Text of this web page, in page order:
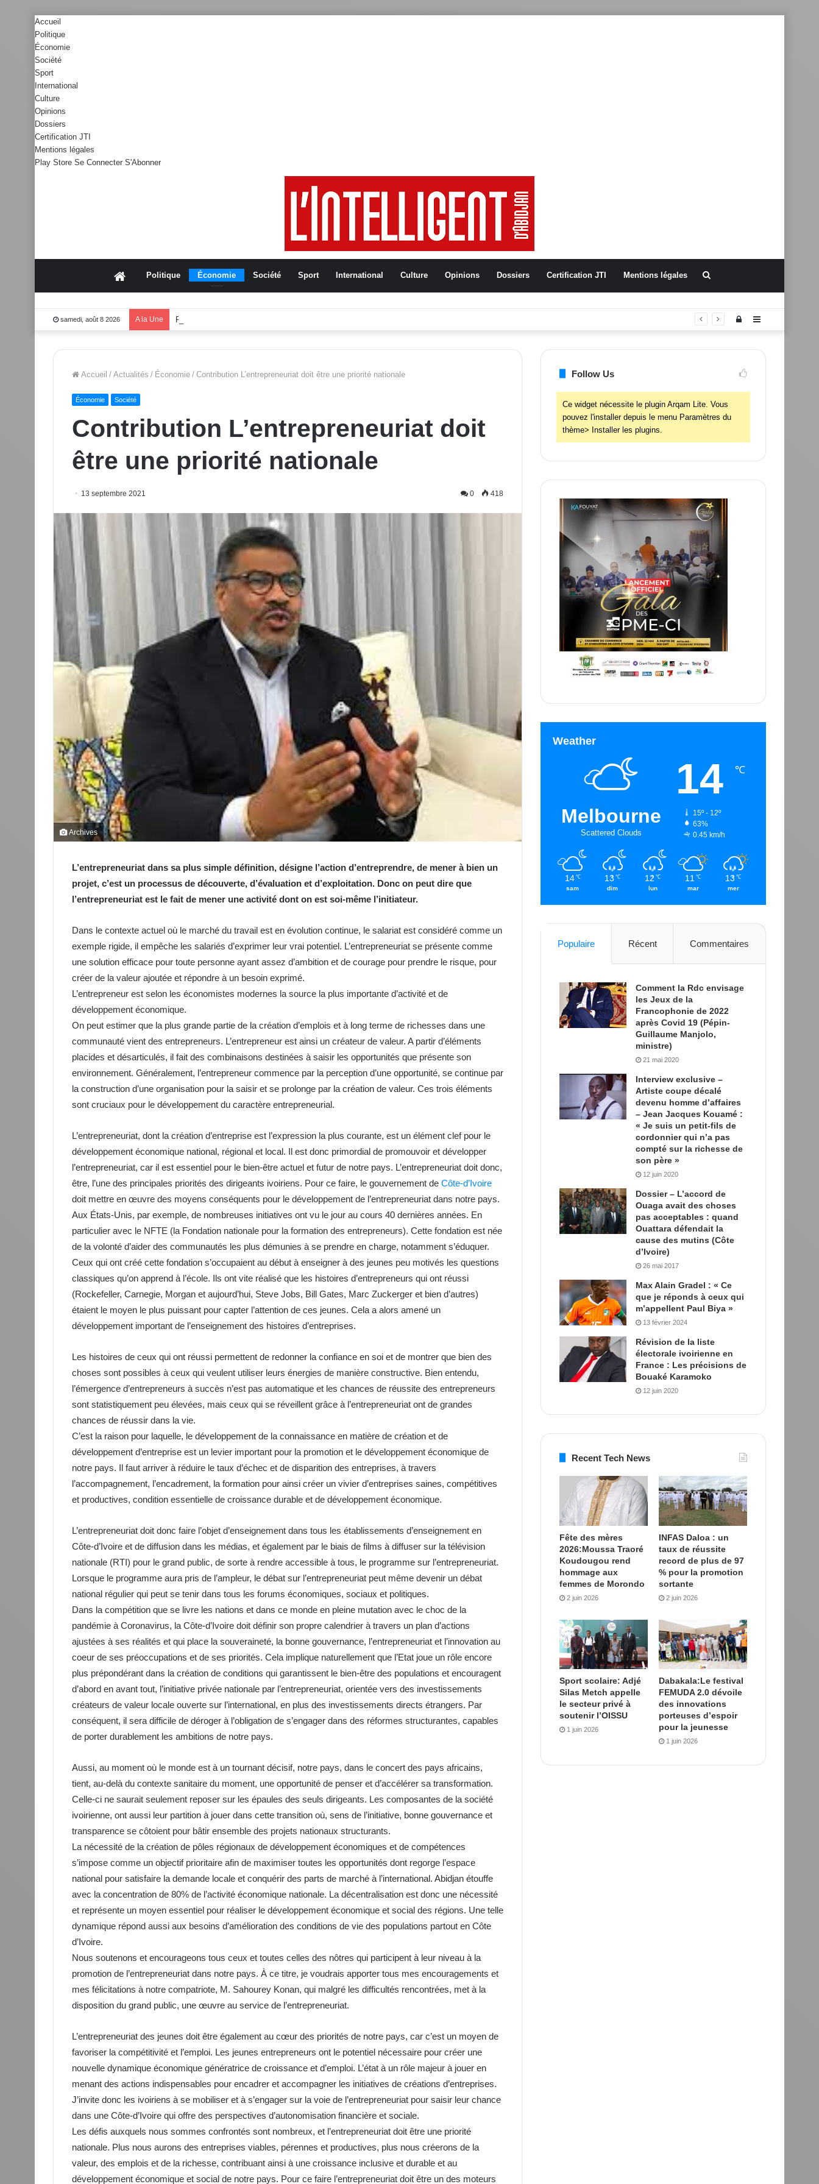
Accueil
Politique
Économie
Société
Sport
International
Culture
Opinions
Dossiers
Certification JTI
Mentions légales
Play Store Se Connecter S'Abonner
AccueilPolitique Économie Société Sport International Culture Opinions Dossiers Certification JTI Mentions légales
samedi, août 8 2026 A la Une Fête des mères 2026:Moussa Traoré Koudougou rend hommage aux femmes de Morondo Sidebar
Connexion
Accueil / Actualités / Économie / Contribution L’entrepreneuriat doit être une priorité nationale
Économie Société
Contribution L’entrepreneuriat doit
être une priorité nationale
13 septembre 2021 0 418
Archives
L’entrepreneuriat dans sa plus simple définition, désigne l’action d’entreprendre, de mener à bien un
projet, c’est un processus de découverte, d’évaluation et d’exploitation. Donc on peut dire que
l’entrepreneuriat est le fait de mener une activité dont on est soi-même l’initiateur.
Dans le contexte actuel où le marché du travail est en évolution continue, le salariat est considéré comme un
exemple rigide, il empêche les salariés d’exprimer leur vrai potentiel. L’entrepreneuriat se présente comme
une solution efficace pour toute personne ayant assez d’ambition et de courage pour prendre le risque, pour
créer de la valeur ajoutée et répondre à un besoin exprimé.
L’entrepreneur est selon les économistes modernes la source la plus importante d’activité et de
développement économique.
On peut estimer que la plus grande partie de la création d’emplois et à long terme de richesses dans une
communauté vient des entrepreneurs. L’entrepreneur est ainsi un créateur de valeur. A partir d’éléments
placides et désarticulés, il fait des combinaisons destinées à saisir les opportunités que présente son
environnement. Généralement, l’entrepreneur commence par la perception d’une opportunité, se continue par
la construction d’une organisation pour la saisir et se prolonge par la création de valeur. Ces trois éléments
sont cruciaux pour le développement du caractère entrepreneurial.
L’entrepreneuriat, dont la création d’entreprise est l’expression la plus courante, est un élément clef pour le
développement économique national, régional et local. Il est donc primordial de promouvoir et développer
l’entrepreneuriat, car il est essentiel pour le bien-être actuel et futur de notre pays. L’entrepreneuriat doit donc,
être, l’une des principales priorités des dirigeants ivoiriens. Pour ce faire, le gouvernement de Côte-d’Ivoire
doit mettre en œuvre des moyens conséquents pour le développement de l’entrepreneuriat dans notre pays.
Aux États-Unis, par exemple, de nombreuses initiatives ont vu le jour au cours 40 dernières années. En
particulier avec le NFTE (la Fondation nationale pour la formation des entrepreneurs). Cette fondation est née
de la volonté d’aider des communautés les plus démunies à se prendre en charge, notamment s’éduquer.
Ceux qui ont créé cette fondation s’occupaient au début à enseigner à des jeunes peu motivés les questions
classiques qu’on apprend à l’école. Ils ont vite réalisé que les histoires d’entrepreneurs qui ont réussi
(Rockefeller, Carnegie, Morgan et aujourd’hui, Steve Jobs, Bill Gates, Marc Zuckerger et bien d’autres)
étaient le moyen le plus puissant pour capter l’attention de ces jeunes. Cela a alors amené un
développement important de l’enseignement des histoires d’entreprises.
Les histoires de ceux qui ont réussi permettent de redonner la confiance en soi et de montrer que bien des
choses sont possibles à ceux qui veulent utiliser leurs énergies de manière constructive. Bien entendu,
l’émergence d’entrepreneurs à succès n’est pas automatique et les chances de réussite des entrepreneurs
sont statistiquement peu élevées, mais ceux qui se réveillent grâce à l’entrepreneuriat ont de grandes
chances de réussir dans la vie.
C’est la raison pour laquelle, le développement de la connaissance en matière de création et de
développement d’entreprise est un levier important pour la promotion et le développement économique de
notre pays. Il faut arriver à réduire le taux d’échec et de disparition des entreprises, à travers
l’accompagnement, l’encadrement, la formation pour ainsi créer un vivier d’entreprises saines, compétitives
et productives, condition essentielle de croissance durable et de développement économique.
L’entrepreneuriat doit donc faire l’objet d’enseignement dans tous les établissements d’enseignement en
Côte-d’Ivoire et de diffusion dans les médias, et également par le biais de films à diffuser sur la télévision
nationale (RTI) pour le grand public, de sorte à rendre accessible à tous, le programme sur l’entrepreneuriat.
Lorsque le programme aura pris de l’ampleur, le débat sur l’entrepreneuriat peut même devenir un débat
national régulier qui peut se tenir dans tous les forums économiques, sociaux et politiques.
Dans la compétition que se livre les nations et dans ce monde en pleine mutation avec le choc de la
pandémie à Coronavirus, la Côte-d’Ivoire doit définir son propre calendrier à travers un plan d’actions
ajustées à ses réalités et qui place la souveraineté, la bonne gouvernance, l’entrepreneuriat et l’innovation au
coeur de ses préoccupations et de ses priorités. Cela implique naturellement que l’Etat joue un rôle encore
plus prépondérant dans la création de conditions qui garantissent le bien-être des populations et encouragent
d’abord en avant tout, l’initiative privée nationale par l’entrepreneuriat, orientée vers des investissements
créateurs de valeur locale ouverte sur l’international, en plus des investissements directs étrangers. Par
conséquent, il sera difficile de déroger à l’obligation de s’engager dans des réformes structurantes, capables
de porter durablement les ambitions de notre pays.
Aussi, au moment où le monde est à un tournant décisif, notre pays, dans le concert des pays africains,
tient, au-delà du contexte sanitaire du moment, une opportunité de penser et d’accélérer sa transformation.
Celle-ci ne saurait seulement reposer sur les épaules des seuls dirigeants. Les composantes de la société
ivoirienne, ont aussi leur partition à jouer dans cette transition où, sens de l’initiative, bonne gouvernance et
transparence se côtoient pour bâtir ensemble des projets nationaux structurants.
La nécessité de la création de pôles régionaux de développement économiques et de compétences
s’impose comme un objectif prioritaire afin de maximiser toutes les opportunités dont regorge l’espace
national pour satisfaire la demande locale et conquérir des parts de marché à l’international. Abidjan étouffe
avec la concentration de 80% de l’activité économique nationale. La décentralisation est donc une nécessité
et représente un moyen essentiel pour réaliser le développement économique et social des régions. Une telle
dynamique répond aussi aux besoins d’amélioration des conditions de vie des populations partout en Côte
d’Ivoire.
Nous soutenons et encourageons tous ceux et toutes celles des nôtres qui participent à leur niveau à la
promotion de l’entrepreneuriat dans notre pays. À ce titre, je voudrais apporter tous mes encouragements et
mes félicitations à notre compatriote, M. Sahourey Konan, qui malgré les difficultés rencontrées, met à la
disposition du grand public, une œuvre au service de l’entrepreneuriat.
L’entrepreneuriat des jeunes doit être également au cœur des priorités de notre pays, car c’est un moyen de
favoriser la compétitivité et l’emploi. Les jeunes entrepreneurs ont le potentiel nécessaire pour créer une
nouvelle dynamique économique génératrice de croissance et d’emploi. L’état à un rôle majeur à jouer en
menant des actions indispensables pour encadrer et accompagner les initiatives de créations d’entreprises.
J’invite donc les ivoiriens à se mobiliser et à s’engager sur la voie de l’entrepreneuriat pour saisir leur chance
dans une Côte-d’Ivoire qui offre des perspectives d’autonomisation financière et sociale.
Les défis auxquels nous sommes confrontés sont nombreux, et l’entrepreneuriat doit être une priorité
nationale. Plus nous aurons des entreprises viables, pérennes et productives, plus nous créerons de la
valeur, des emplois et de la richesse, contribuant ainsi à une croissance inclusive et durable et au
développement économique et social de notre pays. Pour ce faire l’entrepreneuriat doit être un des moteurs
Follow Us
Ce widget nécessite le plugin Arqam Lite. Vous
pouvez l'installer depuis le menu Paramètres du
thème> Installer les plugins.
Weather
Melbourne
Scattered Clouds
14 ℃
15º - 12º
63%
0.45 km/h
14 ℃
sam
13 ℃
dim
12 ℃
lun
11 ℃
mar
13 ℃
mer
Populaire Récent Commentaires
Comment la Rdc envisage
les Jeux de la
Francophonie de 2022
après Covid 19 (Pépin-
Guillaume Manjolo,
ministre)
21 mai 2020
Interview exclusive –
Artiste coupe décalé
devenu homme d’affaires
– Jean Jacques Kouamé :
« Je suis un petit-fils de
cordonnier qui n’a pas
compté sur la richesse de
son père »
12 juin 2020
Dossier – L’accord de
Ouaga avait des choses
pas acceptables : quand
Ouattara défendait la
cause des mutins (Côte
d’Ivoire)
26 mai 2017
Max Alain Gradel : « Ce
que je réponds à ceux qui
m’appellent Paul Biya »
13 février 2024
Révision de la liste
électorale ivoirienne en
France : Les précisions de
Bouaké Karamoko
12 juin 2020
Recent Tech News
Fête des mères
2026:Moussa Traoré
Koudougou rend
hommage aux
femmes de Morondo
2 juin 2026
INFAS Daloa : un
taux de réussite
record de plus de 97
% pour la promotion
sortante
2 juin 2026
Sport scolaire: Adjé
Silas Metch appelle
le secteur privé à
soutenir l’OISSU
1 juin 2026
Dabakala:Le festival
FEMUDA 2.0 dévoile
des innovations
porteuses d’espoir
pour la jeunesse
1 juin 2026